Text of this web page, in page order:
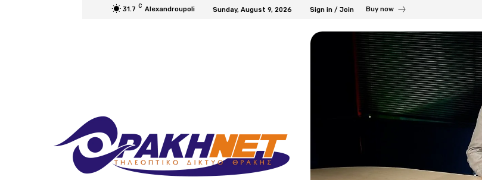
31.7 C Alexandroupoli Sunday, August 9, 2026 Sign in / Join Buy now